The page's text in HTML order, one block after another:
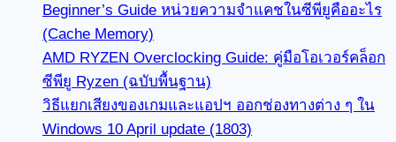
Beginner’s Guide หน่วยความจำแคชในซีพียูคืออะไร
(Cache Memory)
AMD RYZEN Overclocking Guide: คู่มือโอเวอร์คล็อก
ซีพียู Ryzen (ฉบับพื้นฐาน)
วิธีแยกเสียงของเกมและแอปฯ ออกช่องทางต่าง ๆ ใน
Windows 10 April update (1803)